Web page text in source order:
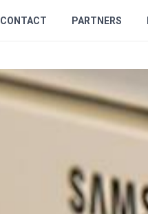
CONTACT PARTNERS